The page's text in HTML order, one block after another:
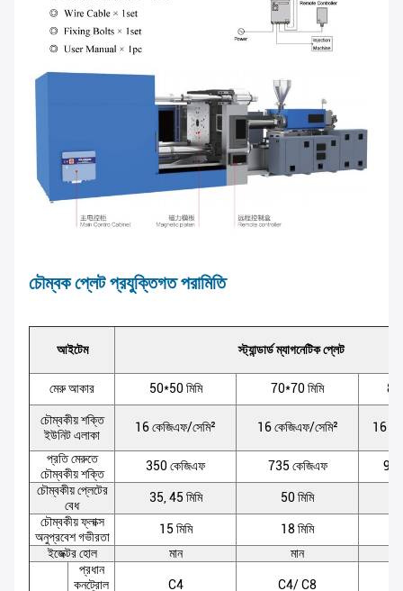
চৌম্বক প্লেট প্রযুক্তিগত পরামিতি
আইটেম স্ট্যান্ডার্ড ম্যাগনেটিক প্লেট
মেরু আকার 50*50 মিমি 70*70 মিমি
চৌম্বকীয় শক্তি
ইউনিট এলাকা
16 কেজিএফ/সেমি² 16 কেজিএফ/সেমি² 16
প্রতি মেরুতে
চৌম্বকীয় শক্তি
350 কেজিএফ 735 কেজিএফ
চৌম্বকীয় প্লেটের
বেধ
35, 45 মিমি 50 মিমি
চৌম্বকীয় ফ্লাক্স
অনুপ্রবেশ গভীরতা
15 মিমি 18 মিমি
ইজেক্টর হোল
মান মান
প্রধান
কনট্রোল
C4 C4/ C8